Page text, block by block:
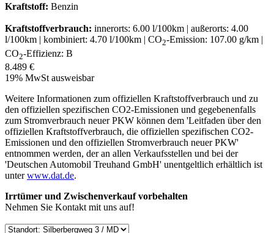
Kraftstoff: Benzin
Kraftstoffverbrauch: innerorts: 6.00 l/100km | außerorts: 4.00
l/100km | kombiniert: 4.70 l/100km | CO2-Emission: 107.00 g/km |
CO2-Effizienz: B
8.489 €
19% MwSt ausweisbar
Weitere Informationen zum offiziellen Kraftstoffverbrauch und zu
den offiziellen spezifischen CO2-Emissionen und gegebenenfalls
zum Stromverbrauch neuer PKW können dem 'Leitfaden über den
offiziellen Kraftstoffverbrauch, die offiziellen spezifischen CO2-
Emissionen und den offiziellen Stromverbrauch neuer PKW'
entnommen werden, der an allen Verkaufsstellen und bei der
'Deutschen Automobil Treuhand GmbH' unentgeltlich erhältlich ist
unterwww.dat.de.
Irrtümer und Zwischenverkauf vorbehalten
Nehmen Sie Kontakt mit uns auf!